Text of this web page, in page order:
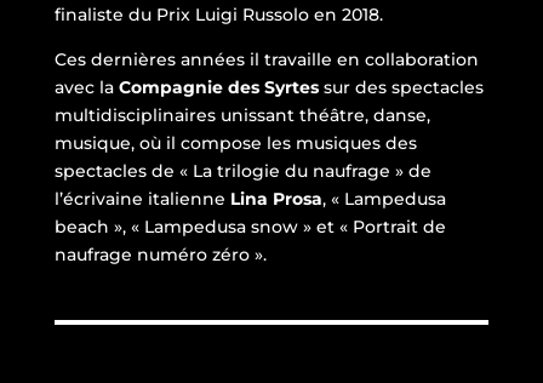
finaliste du Prix Luigi Russolo en 2018.
Ces dernières années il travaille en collaboration
avec la Compagnie des Syrtessur des spectacles
multidisciplinaires unissant théâtre, danse,
musique, où il compose les musiques des
spectacles de « La trilogie du naufrage » de
l’écrivaine italienne Lina Prosa, « Lampedusa
beach », « Lampedusa snow » et « Portrait de
naufrage numéro zéro ».